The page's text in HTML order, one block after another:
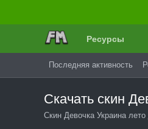
Ресурсы
Последняя активность
Скачать скин
Скин Девочка Украина